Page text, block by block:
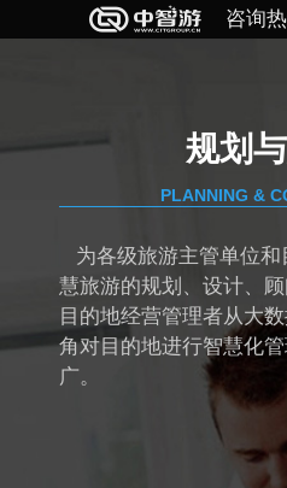
咨询
规划
PLANNING &
为各级旅游主管单位
慧旅游的规划、设计、
目的地经营管理者从大
角对目的地进行智慧化
广。